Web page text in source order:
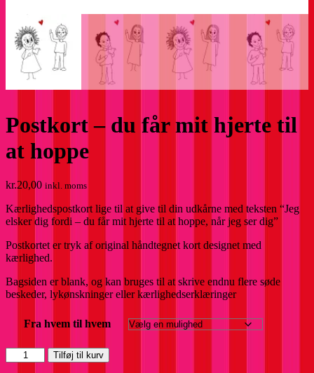
Postkort – du får mit hjerte til
at hoppe
kr.20,00 inkl. moms
Kærlighedspostkort lige til at give til din udkårne med teksten “Jeg
elsker dig fordi – du får mit hjerte til at hoppe, når jeg ser dig”
Postkortet er tryk af original håndtegnet kort designet med
kærlighed.
Bagsiden er blank, og kan bruges til at skrive endnu flere søde
beskeder, lykønskninger eller kærlighedserklæringer
Fra hvem til hvem
Postkort
-
Tilføj til kurv